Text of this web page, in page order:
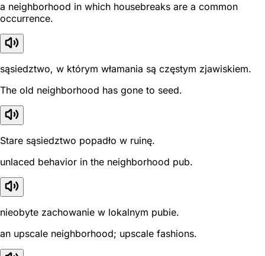
a neighborhood in which housebreaks are a common
occurrence.
sąsiedztwo, w którym włamania są częstym zjawiskiem.
The old neighborhood has gone to seed.
Stare sąsiedztwo popadło w ruinę.
unlaced behavior in the neighborhood pub.
nieobyte zachowanie w lokalnym pubie.
an upscale neighborhood; upscale fashions.